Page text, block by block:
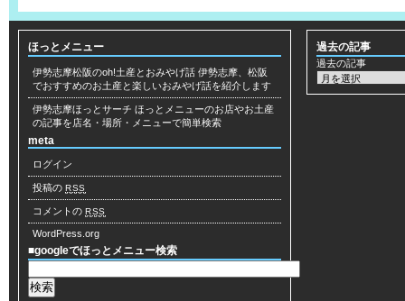
ほっとメニュー
伊勢志摩松阪のoh!土産とおみやげ話 伊勢志摩、松阪
でおすすめのお土産と楽しいおみやげ話を紹介します
伊勢志摩ほっとサーチ ほっとメニューのお店やお土産
の記事を店名・場所・メニューで簡単検索
meta
ログイン
投稿の RSS
コメントの RSS
WordPress.org
■googleでほっとメニュー検索
過去の記事
過去の記事